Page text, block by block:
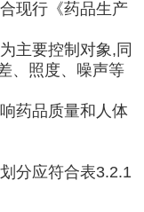
现行《药品生产
主要控制对象,同
、照度、噪声等
药品质量和人体
分应符合表3.2.1